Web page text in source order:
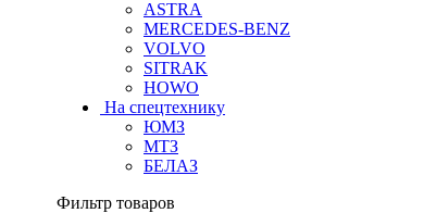
ASTRA
MERCEDES-BENZ
VOLVO
SITRAK
HOWO
На спецтехнику
ЮМЗ
МТЗ
БЕЛАЗ
Фильтр товаров